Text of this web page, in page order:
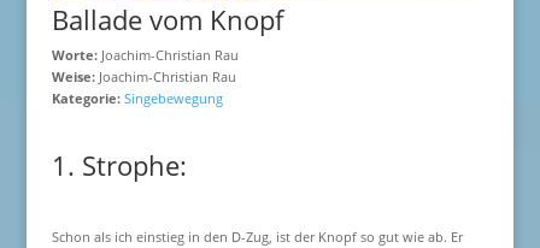
Ballade vom Knopf
Worte:Joachim-Christian Rau
Weise:Joachim-Christian Rau
Kategorie: Singebewegung
1. Strophe:
Schon als ich einstieg in den D-Zug, ist der Knopf so gut wie ab. Er